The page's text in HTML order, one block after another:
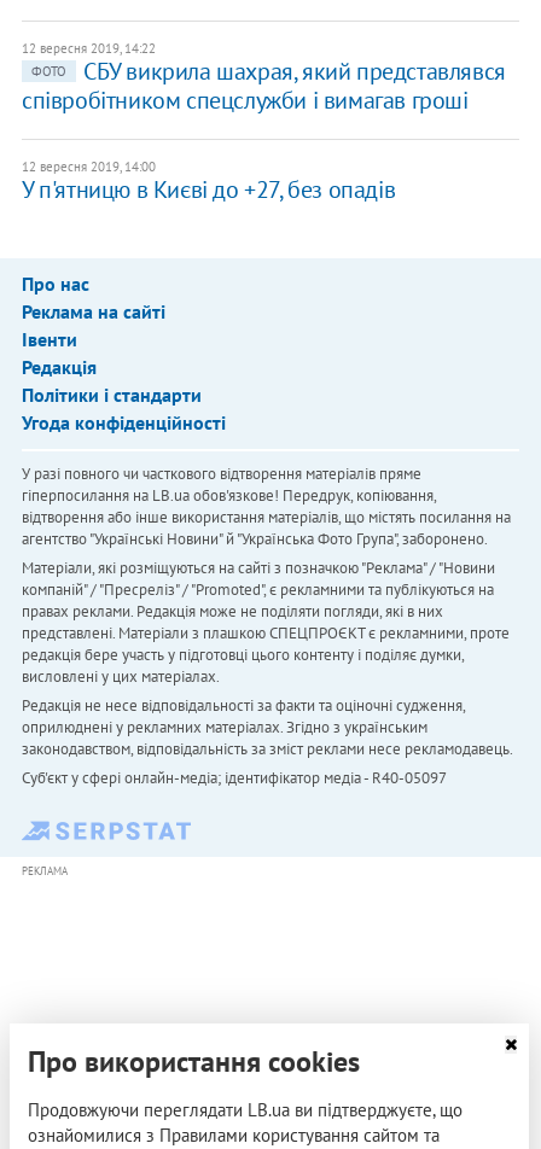
12 вересня 2019, 14:22
ФОТО
СБУ викрила шахрая, який представлявся
співробітником спецслужби і вимагав гроші
12 вересня 2019, 14:00
У п'ятницю в Києві до +27, без опадів
Про нас
Реклама на сайті
Івенти
Редакція
Політики і стандарти
Угода конфіденційності
У разі повного чи часткового відтворення матеріалів пряме
гіперпосилання на LB.ua обов'язкове! Передрук, копіювання,
відтворення або інше використання матеріалів, що містять посилання на
агентство "Українськi Новини" й "Українська Фото Група", заборонено.
Матеріали, які розміщуються на сайті з позначкою "Реклама" / "Новини
компаній" / "Пресреліз" / "Promoted", є рекламними та публікуються на
правах реклами. Редакція може не поділяти погляди, які в них
представлені. Матеріали з плашкою СПЕЦПРОЄКТ є рекламними, проте
редакція бере участь у підготовці цього контенту і поділяє думки,
висловлені у цих матеріалах.
Редакція не несе відповідальності за факти та оціночні судження,
оприлюднені у рекламних матеріалах. Згідно з українським
законодавством, відповідальність за зміст реклами несе рекламодавець.
Cуб'єкт у сфері онлайн-медіа; ідентифікатор медіа - R40-05097
РЕКЛАМА
Про використання cookies
Продовжуючи переглядати LB.ua ви підтверджуєте, що
ознайомилися з Правилами користування сайтом та